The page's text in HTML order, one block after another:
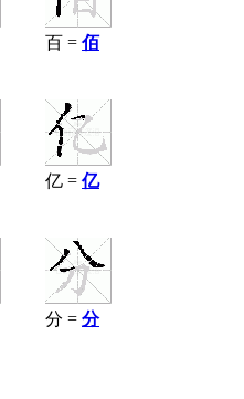
百 = 佰
亿 = 亿
分 = 分